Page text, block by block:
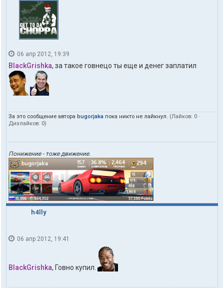
06 апр 2012, 19:39
BlackGrishka, за такое говнецо ты еще и денег заплатил
За это сообщение автора bugorjaka пока никто не лайкнул. (Лайков: 0 ·
Дизлайков: 0)
Понижение - тоже движение.
h4lly
06 апр 2012, 19:41
BlackGrishka, Говно купил.